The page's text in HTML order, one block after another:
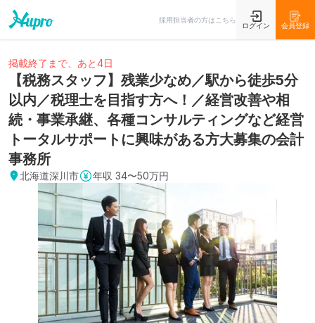
採用担当者の方はこちら
ログイン 会員登録
掲載終了まで、あと4日
【税務スタッフ】残業少なめ／駅から徒歩5分
以内／税理士を目指す方へ！／経営改善や相
続・事業承継、各種コンサルティングなど経営
トータルサポートに興味がある方大募集の会計
事務所
北海道深川市 年収 34〜50万円